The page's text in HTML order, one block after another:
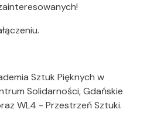
Sztuk Pięknych w
Solidarności, Gdańskie
WL4 - Przestrzeń Sztuki.